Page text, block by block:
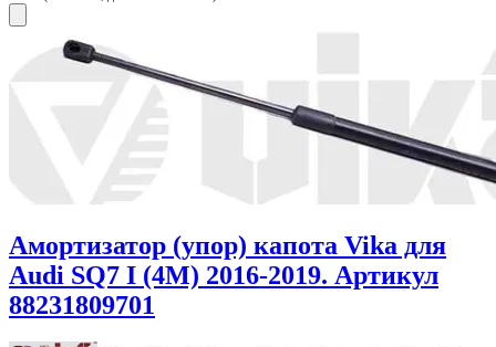
Амортизатор (упор) капота Vika для
Audi SQ7 I (4M) 2016-2019. Артикул
88231809701